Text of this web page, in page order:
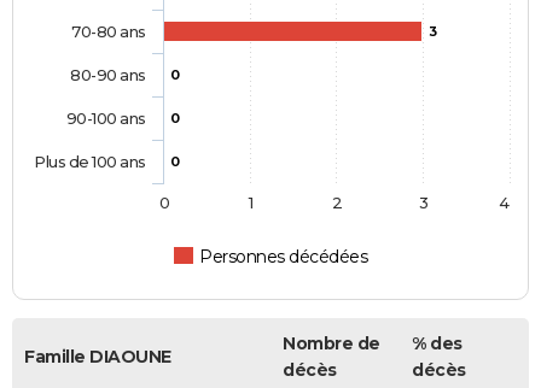
3
0
0
0
Personnes décédées
70-80 ans
80-90 ans
90-100 ans
Plus de 100 ans
0 1 2 3 4
Famille DIAOUNE
Nombre de
décès
% des
décès